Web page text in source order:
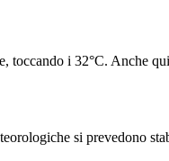
i 32°C. Anche
si prevedono